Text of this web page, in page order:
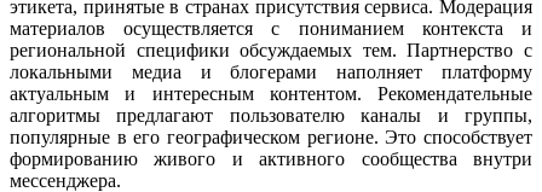
этикета, принятые в странах присутствия сервиса. Модерация
материалов осуществляется с пониманием контекста и
региональной специфики обсуждаемых тем. Партнерство с
локальными медиа и блогерами наполняет платформу
актуальным и интересным контентом. Рекомендательные
алгоритмы предлагают пользователю каналы и группы,
популярные в его географическом регионе. Это способствует
формированию живого и активного сообщества внутри
мессенджера.